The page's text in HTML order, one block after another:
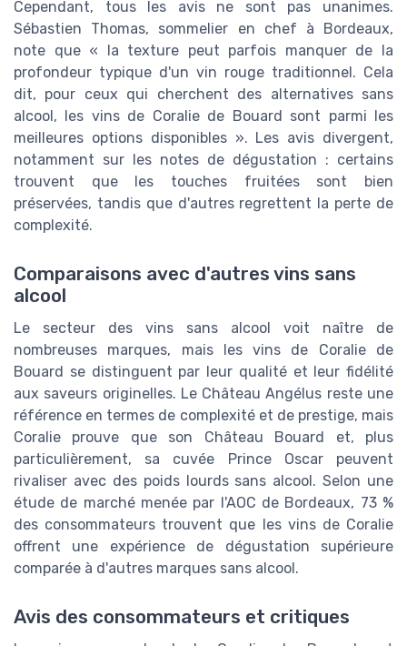
Cependant, tous les avis ne sont pas unanimes.
Sébastien Thomas, sommelier en chef à Bordeaux,
note que « la texture peut parfois manquer de la
profondeur typique d'un vin rouge traditionnel. Cela
dit, pour ceux qui cherchent des alternatives sans
alcool, les vins de Coralie de Bouard sont parmi les
meilleures options disponibles ». Les avis divergent,
notamment sur les notes de dégustation : certains
trouvent que les touches fruitées sont bien
préservées, tandis que d'autres regrettent la perte de
complexité.
Comparaisons avec d'autres vins sans
alcool
Le secteur des vins sans alcool voit naître de
nombreuses marques, mais les vins de Coralie de
Bouard se distinguent par leur qualité et leur fidélité
aux saveurs originelles. Le Château Angélus reste une
référence en termes de complexité et de prestige, mais
Coralie prouve que son Château Bouard et, plus
particulièrement, sa cuvée Prince Oscar peuvent
rivaliser avec des poids lourds sans alcool. Selon une
étude de marché menée par l'AOC de Bordeaux, 73 %
des consommateurs trouvent que les vins de Coralie
offrent une expérience de dégustation supérieure
comparée à d'autres marques sans alcool.
Avis des consommateurs et critiques